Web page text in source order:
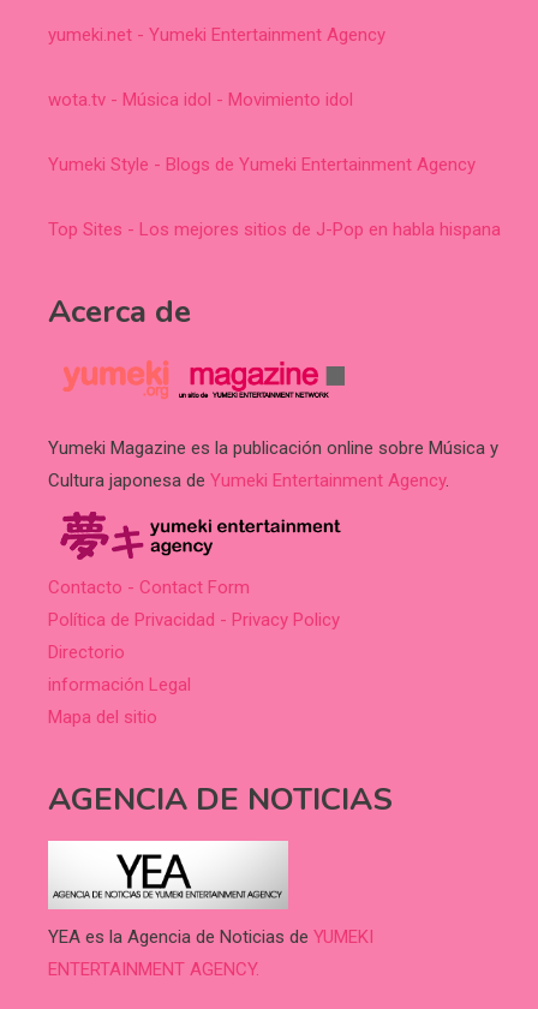
yumeki.net - Yumeki Entertainment Agency
wota.tv - Música idol - Movimiento idol
Yumeki Style - Blogs de Yumeki Entertainment Agency
Top Sites - Los mejores sitios de J-Pop en habla hispana
Acerca de
Yumeki Magazine es la publicación online sobre Música y
Cultura japonesa de Yumeki Entertainment Agency.
Contacto - Contact Form
Política de Privacidad - Privacy Policy
Directorio
información Legal
Mapa del sitio
AGENCIA DE NOTICIAS
YEA es la Agencia de Noticias de YUMEKI
ENTERTAINMENT AGENCY.